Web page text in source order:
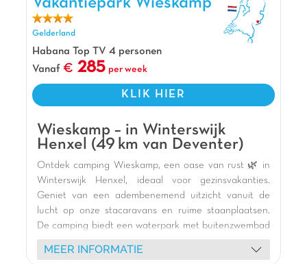
kilometer lange strand dat aan dit vakantiepark
ligt. Ook kun je hier urenlang spelen bij het super
glijbanen waaronder de Spacebowl, zijn jullie hier
niet meer weg te slaan! Relax daarna in het
zwembad en je dag bij Capfun Erkemederstrand
Pluspunten
3 km lang zandstrand
Aan het langste strand van Flevoland
Op 20 min van het Dolfinarium
Vakantiepark Wieskamp
Gelderland
Habana Top TV 4 personen
Vanaf
285 per week
KLIK HIER
Wieskamp – in Winterswijk
Henxel (49 km van Deventer)
Ontdek camping Wieskamp, een oase van rust 🌿 in
Winterswijk Henxel, ideaal voor gezinsvakanties.
Geniet van een adembenemend uitzicht vanuit de
lucht op onze stacaravans en ruime staanplaatsen.
De camping biedt een waterpark met buitenzwembad
en peuterbad 🏊, perfect voor kinderen. Jonge
vakantiegangers zullen dol zijn op de vele speeltuinen
MEER INFORMATIE